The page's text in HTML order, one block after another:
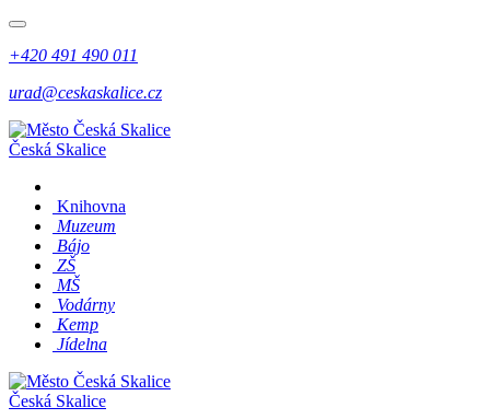
+420 491 490 011
urad@ceskaskalice.cz
Česká Skalice
Knihovna
Muzeum
Bájo
ZŠ
MŠ
Vodárny
Kemp
Jídelna
Česká Skalice